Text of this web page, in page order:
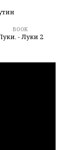
BOOK
, - Луки 2